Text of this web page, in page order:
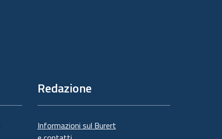
Redazione
Informazioni sul Burert